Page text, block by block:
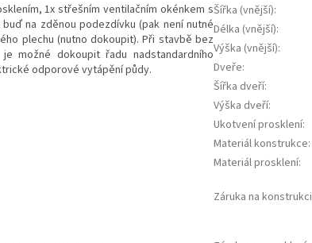
1x střešním ventilačním okénkem s
na zděnou podezdívku (pak není nutné
plechu (nutno dokoupit). Při stavbě bez
možné dokoupit řadu nadstandardního
odporové vytápění půdy.
Šířka (vnější):
Délka (vnější):
Výška (vnější):
Dveře:
Šířka dveří:
Výška dveří:
Ukotvení prosklení:
Materiál konstrukce:
Materiál prosklení:
Záruka na konstrukci